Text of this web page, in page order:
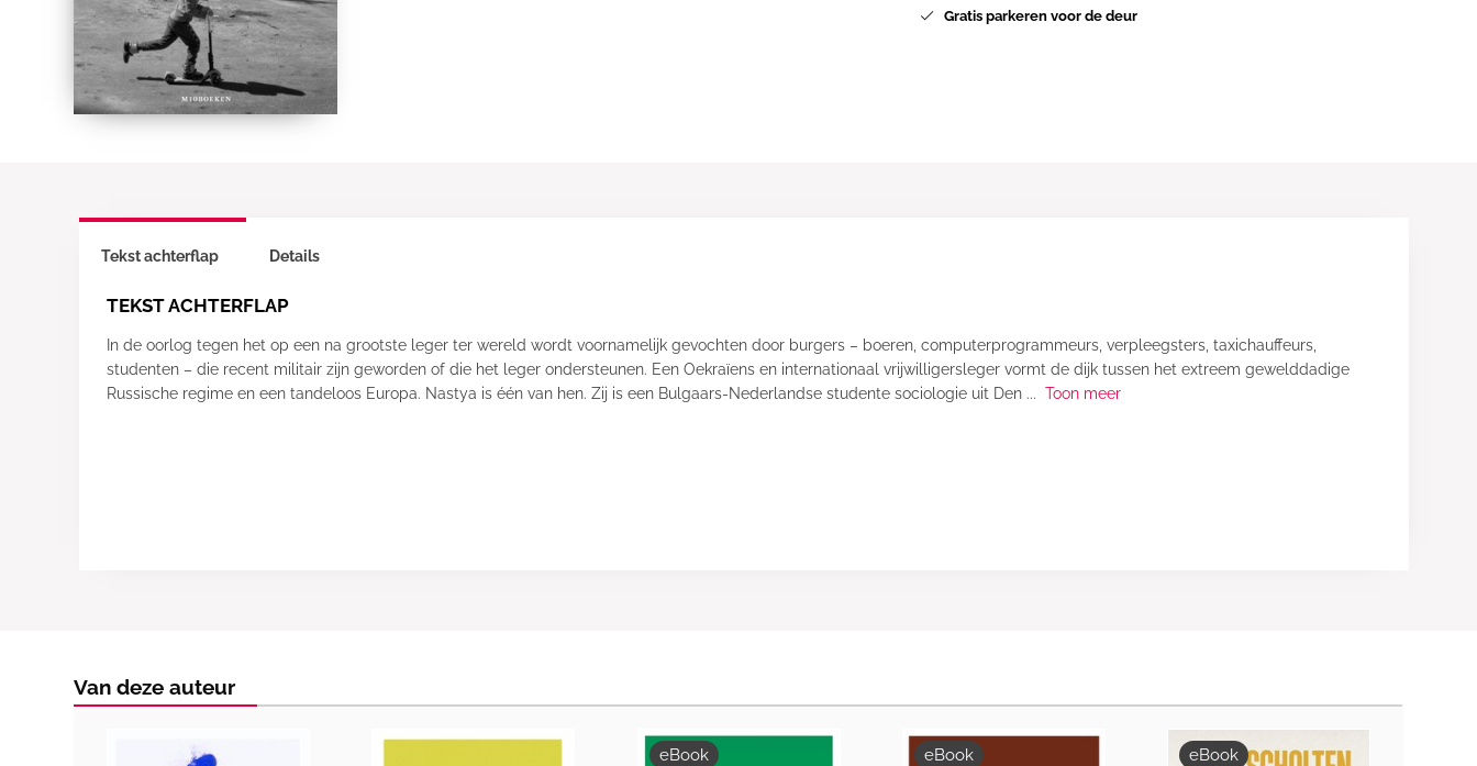
Gratis parkeren voor de deur
Tekst achterflap
TEKST ACHTERFLAP
In de oorlog tegen het op een na grootste leger ter wereld wordt voornamelijk gevochten door burgers – boeren, computerprogrammeurs, verpleegsters, taxichauffeurs,
studenten – die recent militair zijn geworden of die het leger ondersteunen. Een Oekraïens en internationaal vrijwilligersleger vormt de dijk tussen het extreem gewelddadige
Russische regime en een tandeloos Europa. Nastya is één van hen. Zij is een Bulgaars-Nederlandse studente sociologie uit Den ... Toon meer
Details
Van deze auteur
eBook eBook eBook